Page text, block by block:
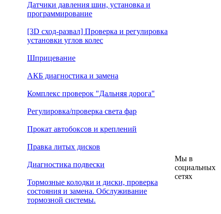
Датчики давления шин, установка и
программирование
[3D сход-развал] Проверка и регулировка
установки углов колес
Шприцевание
АКБ диагностика и замена
Комплекс проверок "Дальняя дорога"
Регулировка/проверка света фар
Прокат автобоксов и креплений
Правка литых дисков
Диагностика подвески
Тормозные колодки и диски, проверка
состояния и замена. Обслуживание
тормозной системы.
Мы в
социальных
сетях